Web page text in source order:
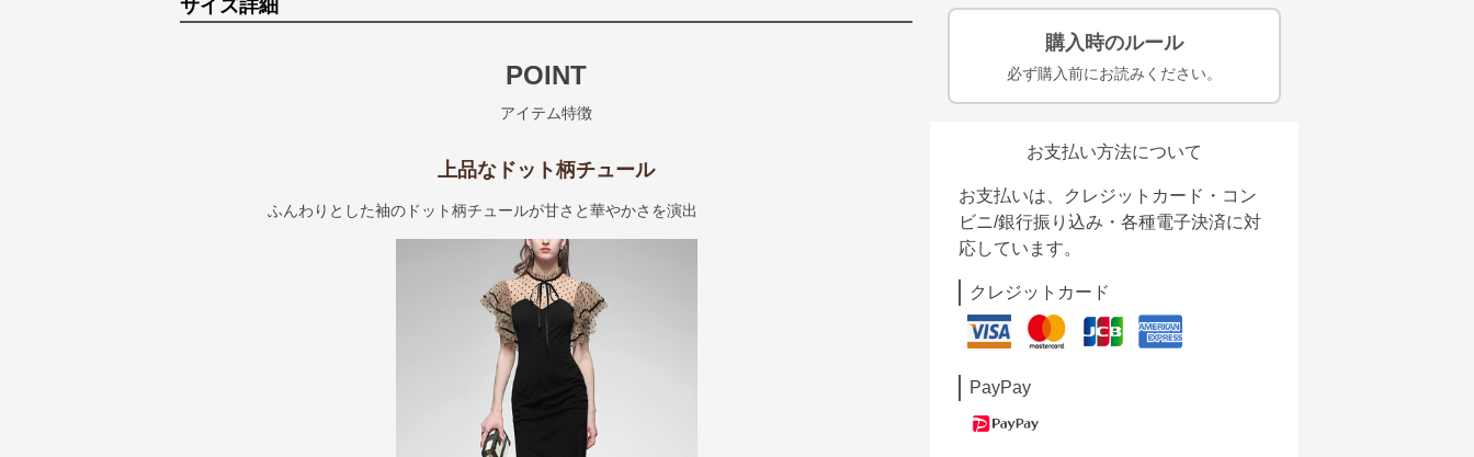
サイズ詳細
POINT
アイテム特徴
上品なドット柄チュール
ふんわりとした袖のドット柄チュールが甘さと華やかさを演出
購入時のルール
必ず購入前にお読みください。
お支払い方法について
お支払いは、クレジットカード・コン
ビニ/銀行振り込み・各種電子決済に対
応しています。
クレジットカード
PayPay